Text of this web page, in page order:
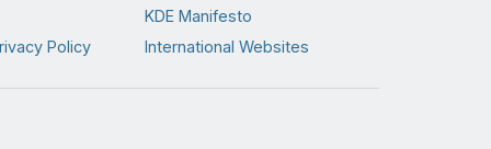
Policy
KDE Manifesto
International Websites